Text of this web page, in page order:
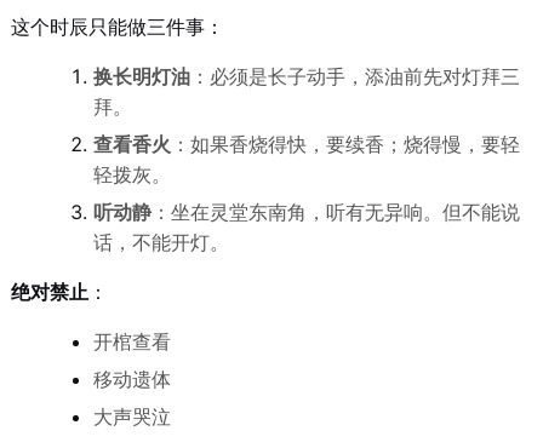
这个时辰只能做三件事：
换长明灯油：必须是长子动手，添油前先对灯拜三
拜。
查看香火 ：如果香烧得快，要续香；烧得慢，要轻
轻拨灰。
听动静：坐在灵堂东南角，听有无异响。但不能说
话，不能开灯。
绝对禁止：
开棺查看
移动遗体
大声哭泣